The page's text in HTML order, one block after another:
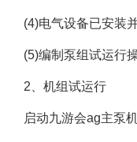
(4)电气设备已安装
(5)编制泵组试运行
2、机组试运行
启动九游会ag主泵